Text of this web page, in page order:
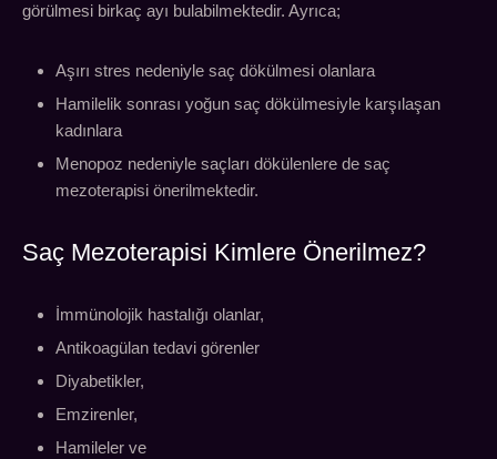
görülmesi birkaç ayı bulabilmektedir. Ayrıca;
Aşırı stres nedeniyle saç dökülmesi olanlara
Hamilelik sonrası yoğun saç dökülmesiyle karşılaşan
kadınlara
Menopoz nedeniyle saçları dökülenlere de saç
mezoterapisi önerilmektedir.
Saç Mezoterapisi Kimlere Önerilmez?
İmmünolojik hastalığı olanlar,
Antikoagülan tedavi görenler
Diyabetikler,
Emzirenler,
Hamileler ve